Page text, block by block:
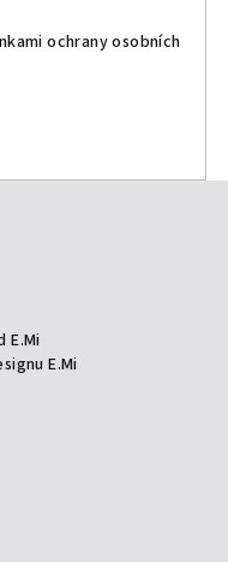
ochrany osobních
E.Mi
E.Mi